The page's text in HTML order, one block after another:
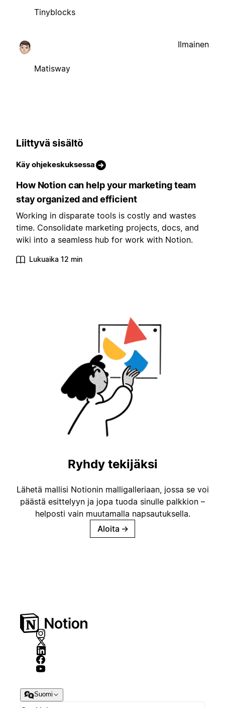
Tinyblocks
Matisway
Ilmainen
Liittyvä sisältö
Käy ohjekeskuksessa
How Notion can help your marketing team
stay organized and efficient
Working in disparate tools is costly and wastes
time. Consolidate marketing projects, docs, and
wiki into a seamless hub for work with Notion.
Lukuaika 12 min
Ryhdy tekijäksi
Lähetä mallisi Notionin malligalleriaan, jossa se voi
päästä esittelyyn ja jopa tuoda sinulle palkkion –
helposti vain muutamalla napsautuksella.
Aloita →
Suomi